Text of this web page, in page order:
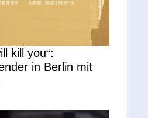
kill you“:
in Berlin mit